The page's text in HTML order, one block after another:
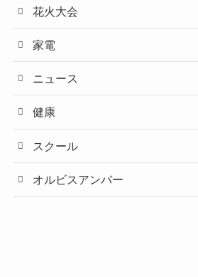
花火大会
家電
ニュース
健康
スクール
オルビスアンバー